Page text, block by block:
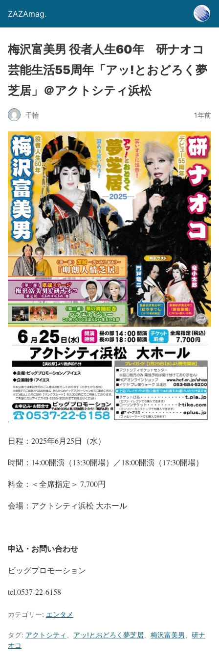
ZAZAmag.
梅沢富美男 役者人生60年 研ナオコ
芸能生活55周年「アッ!とおどろく夢
芝居」＠アクトシティ浜松
千輪 1年前
日程：2025年6月25日（水）
時間：14:00開演（13:30開場）／18:00開演（17:30開場）
料金：＜全席指定＞ 7,700円
会場：アクトシティ浜松 大ホール
申込・お問い合わせ
ビッグプロモーション
tel.0537-22-6158
カテゴリー: エンタメ
タグ: アクトシティ アッ!とおどろく夢芝居 梅沢富美男
研ナ
オコ